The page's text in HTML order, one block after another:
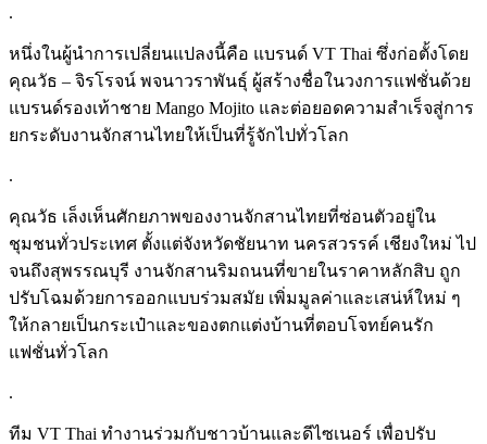
.
หนึ่งในผู้นำการเปลี่ยนแปลงนี้คือ แบรนด์ VT Thai ซึ่งก่อตั้งโดย
คุณวัธ – จิรโรจน์ พจนาวราพันธุ์ ผู้สร้างชื่อในวงการแฟชั่นด้วย
แบรนด์รองเท้าชาย Mango Mojito และต่อยอดความสำเร็จสู่การ
ยกระดับงานจักสานไทยให้เป็นที่รู้จักไปทั่วโลก
.
คุณวัธ เล็งเห็นศักยภาพของงานจักสานไทยที่ซ่อนตัวอยู่ใน
ชุมชนทั่วประเทศ ตั้งแต่จังหวัดชัยนาท นครสวรรค์ เชียงใหม่ ไป
จนถึงสุพรรณบุรี งานจักสานริมถนนที่ขายในราคาหลักสิบ ถูก
ปรับโฉมด้วยการออกแบบร่วมสมัย เพิ่มมูลค่าและเสน่ห์ใหม่ ๆ
ให้กลายเป็นกระเป๋าและของตกแต่งบ้านที่ตอบโจทย์คนรัก
แฟชั่นทั่วโลก
.
ทีม VT Thai ทำงานร่วมกับชาวบ้านและดีไซเนอร์ เพื่อปรับ